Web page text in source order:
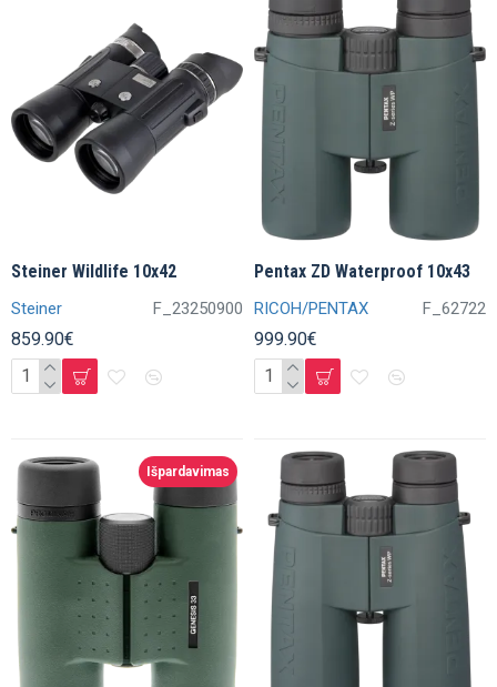
Steiner F_23250900
Steiner Wildlife 10x42
859.90€
RICOH/PENTAX F_62722
Pentax ZD Waterproof 10x43
999.90€
Išpardavimas